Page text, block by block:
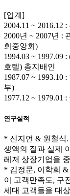
[업계]
2004.11 ~ 2016.12
2000년 ~ 2007년 :
회중앙회)
1994.03 ~ 1997.09
호텔) 총지배인
1987.07 ~ 1993.10
부)
1977.12 ~ 1979.01
연구실적
* 신지언 & 원철식
생액의 질과 실제
레저 상장기업을
* 김정문, 이학희 &
이 고객만족도, 구
세대 고객들을 대